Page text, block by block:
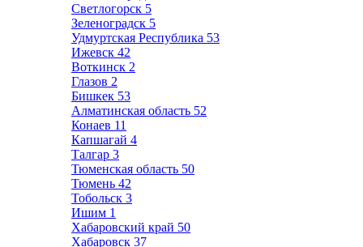
Светлогорск 5
Зеленоградск 5
Удмуртская Республика 53
Ижевск 42
Воткинск 2
Глазов 2
Бишкек 53
Алматинская область 52
Конаев 11
Капшагай 4
Талгар 3
Тюменская область 50
Тюмень 42
Тобольск 3
Ишим 1
Хабаровский край 50
Хабаровск 37